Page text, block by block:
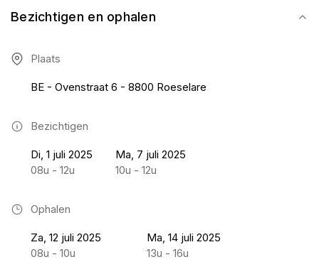
Bezichtigen en ophalen
Plaats
BE - Ovenstraat 6 - 8800 Roeselare
Bezichtigen
Di, 1 juli 2025
08u - 12u
Ma, 7 juli 2025
10u - 12u
Ophalen
Za, 12 juli 2025
08u - 10u
Ma, 14 juli 2025
13u - 16u